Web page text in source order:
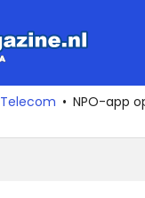
Telecom
NPO-app